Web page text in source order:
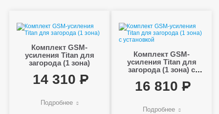
Комплект GSM-
усиления Titan для
загорода (1 зона)
14 310
Подробнее
Комплект GSM-
усиления Titan для
загорода (1 зона) с
16 810
Подробнее